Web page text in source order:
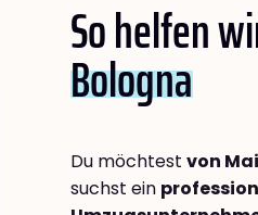
So helfen
Bologna
Du möchtest von
suchst ein